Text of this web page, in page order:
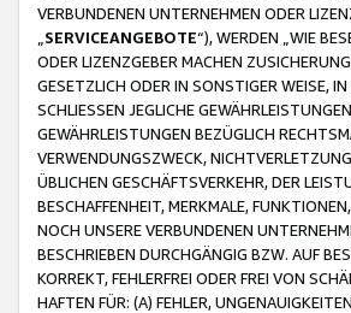
VERBUNDENEN UNTERNEHMEN ODER
SERVICEANGEBOTE“), WERDEN „WIE
ODER LIZENZGEBER MACHEN
GESETZLICH ODER IN SONSTIGER WEISE,
SCHLIESSEN JEGLICHE
GEWÄHRLEISTUNGEN BEZÜGLICH
VERWENDUNGSZWECK,
ÜBLICHEN GESCHÄFTSVERKEHR, DER
BESCHAFFENHEIT, MERKMALE,
NOCH UNSERE VERBUNDENEN
BESCHRIEBEN DURCHGÄNGIG BZW. AUF
KORREKT, FEHLERFREI ODER FREI VON
HAFTEN FÜR: (A) FEHLER,